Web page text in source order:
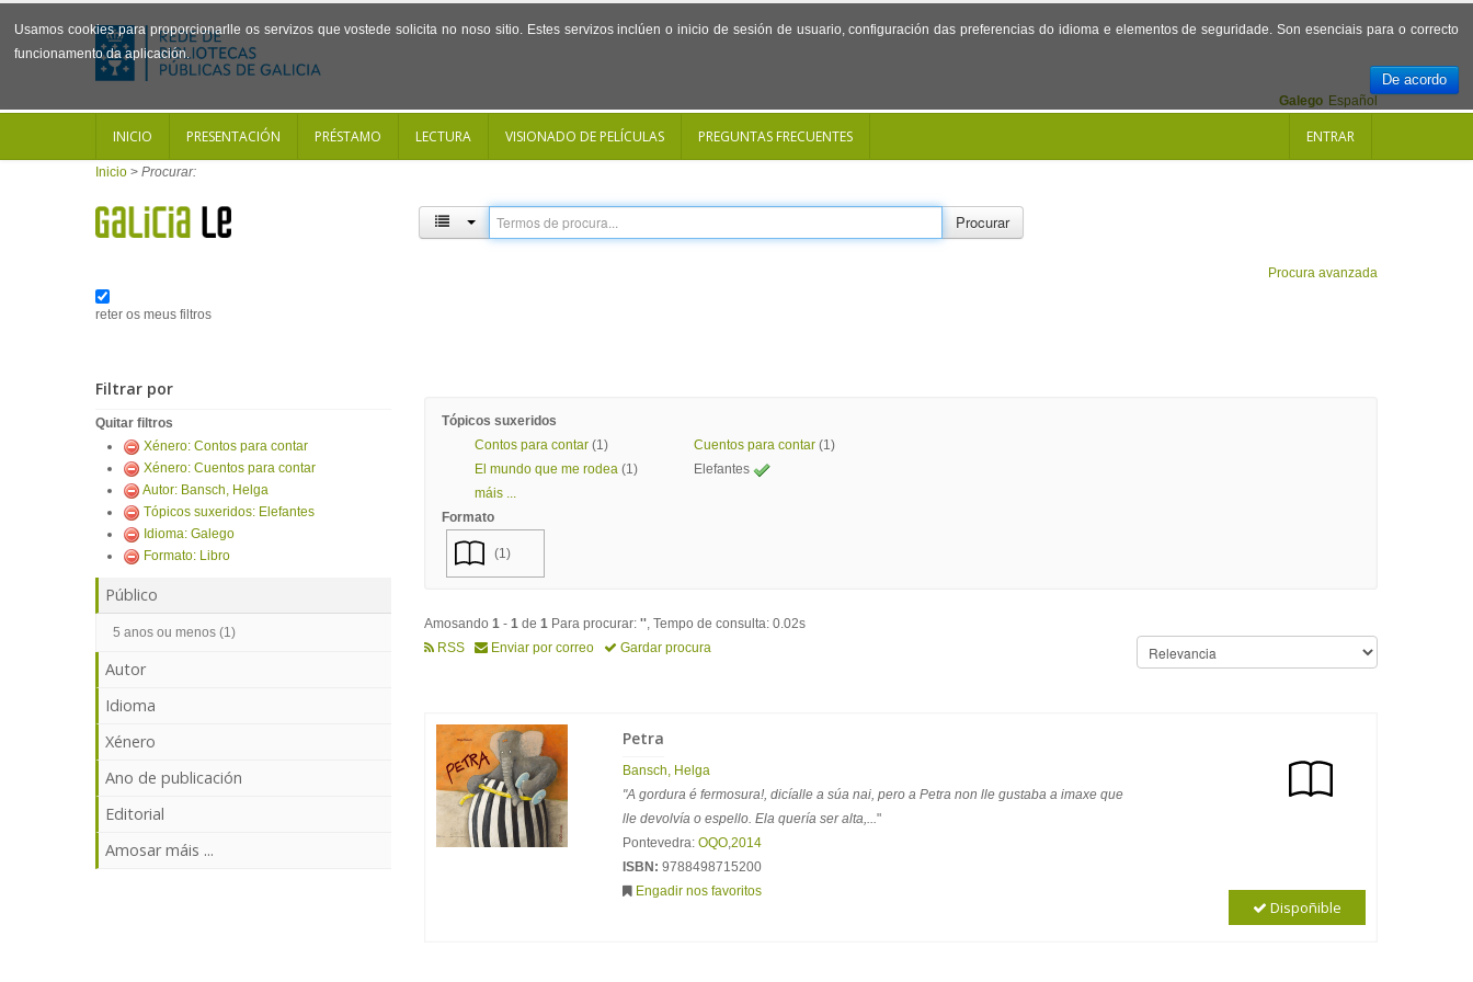
Usamos cookies para proporcionarlle os servizos que vostede solicita no noso sitio. Estes servizos inclúen o inicio de sesión de usuario, configuración das preferencias do idioma e elementos de seguridade. Son esenciais para o correcto
funcionamento da aplicación.
De acordo
Español
Galego
INICIO PRESENTACIÓN PRÉSTAMO LECTURA VISIONADO DE PELÍCULAS PREGUNTAS FRECUENTES ENTRAR
Inicio > Procurar:
Procurar
Procura avanzada
reter os meus filtros
Filtrar por
Quitar filtros
Xénero: Contos para contar
Xénero: Cuentos para contar
Autor: Bansch, Helga
Tópicos suxeridos: Elefantes
Idioma: Galego
Formato: Libro
Público
5 anos ou menos (1)
Autor
Idioma
Xénero
Ano de publicación
Editorial
Amosar máis ...
Tópicos suxeridos
Contos para contar (1) Cuentos para contar (1)
El mundo que me rodea (1)
Elefantes
máis ...
Formato
(1)
Amosando 1 - 1 de 1 Para procurar: '', Tempo de consulta: 0.02s
RSS
Enviar por correo Gardar procura
Petra
Bansch, Helga
"A gordura é fermosura!, dicíalle a súa nai, pero a Petra non lle gustaba a imaxe que
lle devolvía o espello. Ela quería ser alta,..."
Pontevedra: OQO,2014
ISBN: 9788498715200
Engadir nos favoritos
Dispoñible